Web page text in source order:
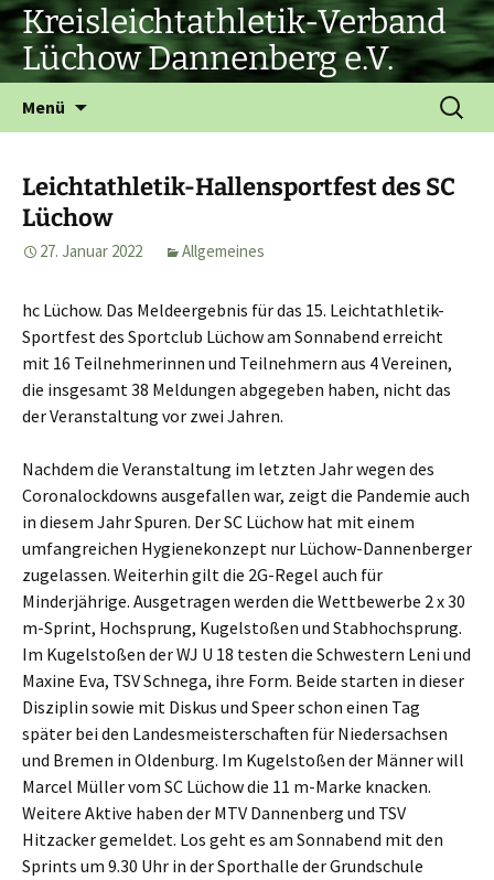
Zum
Inhalt
springen
Kreisleichtathletik-Verband
Lüchow Dannenberg e.V.
Menü
Suchen
nach:
Leichtathletik-Hallensportfest des SC
Lüchow
27. Januar 2022 Allgemeines
hc Lüchow. Das Meldeergebnis für das 15. Leichtathletik-
Sportfest des Sportclub Lüchow am Sonnabend erreicht
mit 16 Teilnehmerinnen und Teilnehmern aus 4 Vereinen,
die insgesamt 38 Meldungen abgegeben haben, nicht das
der Veranstaltung vor zwei Jahren.
Nachdem die Veranstaltung im letzten Jahr wegen des
Coronalockdowns ausgefallen war, zeigt die Pandemie auch
in diesem Jahr Spuren. Der SC Lüchow hat mit einem
umfangreichen Hygienekonzept nur Lüchow-Dannenberger
zugelassen. Weiterhin gilt die 2G-Regel auch für
Minderjährige. Ausgetragen werden die Wettbewerbe 2 x 30
m-Sprint, Hochsprung, Kugelstoßen und Stabhochsprung.
Im Kugelstoßen der WJ U 18 testen die Schwestern Leni und
Maxine Eva, TSV Schnega, ihre Form. Beide starten in dieser
Disziplin sowie mit Diskus und Speer schon einen Tag
später bei den Landesmeisterschaften für Niedersachsen
und Bremen in Oldenburg. Im Kugelstoßen der Männer will
Marcel Müller vom SC Lüchow die 11 m-Marke knacken.
Weitere Aktive haben der MTV Dannenberg und TSV
Hitzacker gemeldet. Los geht es am Sonnabend mit den
Sprints um 9.30 Uhr in der Sporthalle der Grundschule